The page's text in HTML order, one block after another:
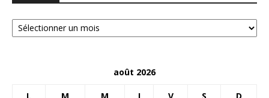
Archives
août 2026
L M M J V S D